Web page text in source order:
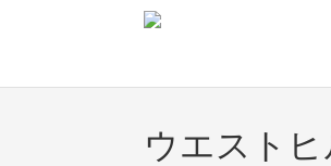
ウエスト